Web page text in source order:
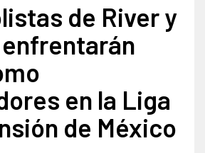
de River y
en la Liga
de México